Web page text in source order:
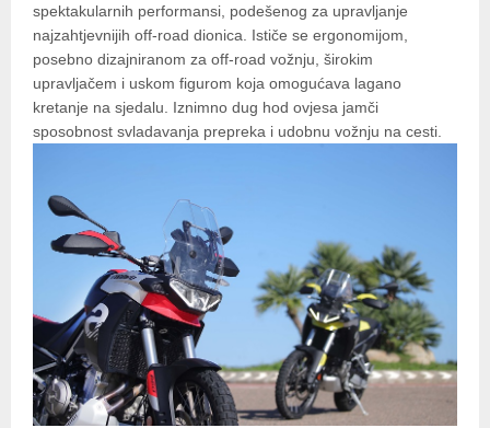
spektakularnih performansi, podešenog za upravljanje
najzahtjevnijih off-road dionica. Ističe se ergonomijom,
posebno dizajniranom za off-road vožnju, širokim
upravljačem i uskom figurom koja omogućava lagano
kretanje na sjedalu. Iznimno dug hod ovjesa jamči
sposobnost svladavanja prepreka i udobnu vožnju na cesti.